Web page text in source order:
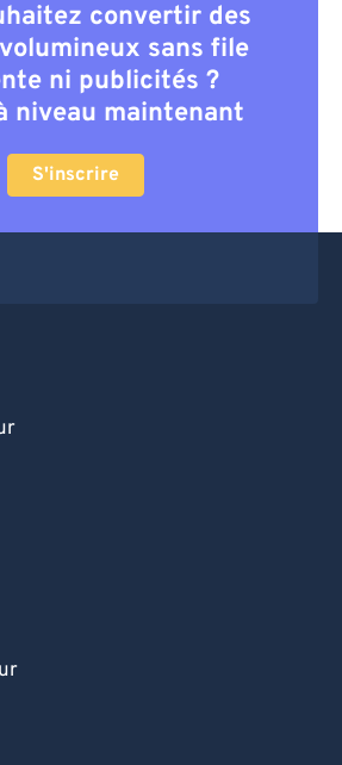
convertir des
sans file
ni publicités ?
niveau maintenant
S'inscrire